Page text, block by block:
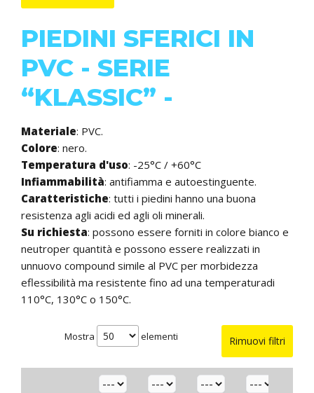
PIEDINI SFERICI IN
PVC - SERIE
“KLASSIC” -
Materiale: PVC.
Colore: nero.
Temperatura d'uso: -25°C / +60°C
Infiammabilità: antifiamma e autoestinguente.
Caratteristiche: tutti i piedini hanno una buona
resistenza agli acidi ed agli oli minerali.
Su richiesta: possono essere forniti in colore bianco e
neutroper quantità e possono essere realizzati in
unnuovo compound simile al PVC per morbidezza
eflessibilità ma resistente fino ad una temperaturadi
110°C, 130°C o 150°C.
Rimuovi filtri
Mostra elementi